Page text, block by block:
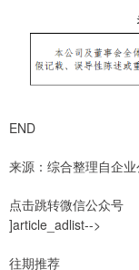
END
来源：综合整理自企
点击跳转微信公众号
]article_adlist-->
往期推荐